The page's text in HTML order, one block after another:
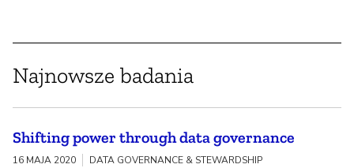
Najnowsze badania
Shifting power through data governance
16 MAJA 2020 DATA GOVERNANCE & STEWARDSHIP